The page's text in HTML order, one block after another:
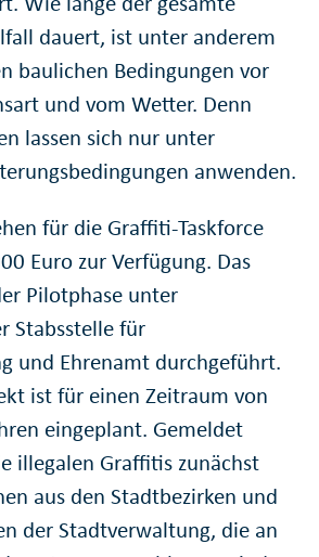
dauert, ist unter anderem
baulichen Bedingungen vor
und vom Wetter. Denn
lassen sich nur unter
anwenden.
für die Graffiti-Taskforce
Euro zur Verfügung. Das
Pilotphase unter
Stabsstelle für
und Ehrenamt durchgeführt.
ist für einen Zeitraum von
eingeplant. Gemeldet
illegalen Graffitis zunächst
aus den Stadtbezirken und
der Stadtverwaltung, die an